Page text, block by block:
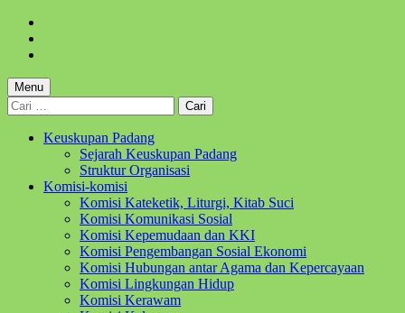
content
footer
Menu
Cari
untuk:
Keuskupan Padang
Sejarah Keuskupan Padang
Struktur Organisasi
Komisi-komisi
Komisi Kateketik, Liturgi, Kitab Suci
Komisi Komunikasi Sosial
Komisi Kepemudaan dan KKI
Komisi Pengembangan Sosial Ekonomi
Komisi Hubungan antar Agama dan Kepercayaan
Komisi Lingkungan Hidup
Komisi Kerawam